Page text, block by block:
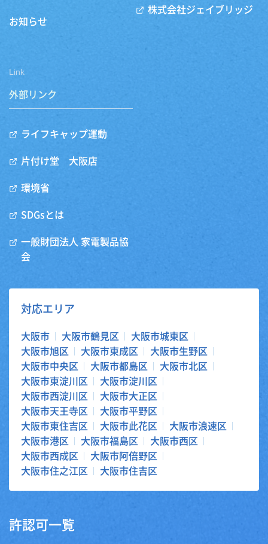
お知らせ
株式会社ジェイブリッジ
Link
外部リンク
ライフキャップ運動
片付け堂 大阪店
環境省
SDGsとは
一般財団法人 家電製品協
会
対応エリア
大阪市 大阪市鶴見区
大阪市城東区
大阪市旭区
大阪市東成区
大阪市生野区
大阪市中央区
大阪市都島区
大阪市北区
大阪市東淀川区
大阪市淀川区
大阪市西淀川区
大阪市大正区
大阪市天王寺区
大阪市平野区
大阪市東住吉区
大阪市此花区
大阪市浪速区
大阪市港区
大阪市福島区
大阪市西区
大阪市西成区
大阪市阿倍野区
大阪市住之江区
大阪市住吉区
許認可一覧